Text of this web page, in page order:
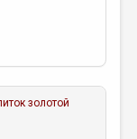
золотой